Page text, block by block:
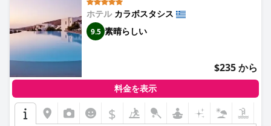
ホテル カラボスタシス
9.5 素晴らしい
$235 から
料金を表示
$